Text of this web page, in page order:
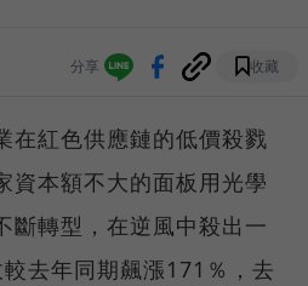
分享 收藏
在紅色供應鏈的低價殺戮
資本額不大的面板用光學
斷轉型，在逆風中殺出一
去年同期飆漲171％，去